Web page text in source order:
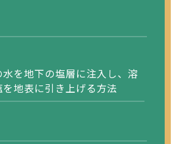
を地下の塩層に注入し、溶
を地表に引き上げる方法